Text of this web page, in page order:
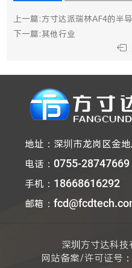
上一篇:方寸达派瑞林AF4的半
下一篇:其他行业
地址： 深圳市龙岗区金
电话： 0755-28747669
手机： 18668616292
邮箱：
深圳方寸达科
网站备案/许可证号：